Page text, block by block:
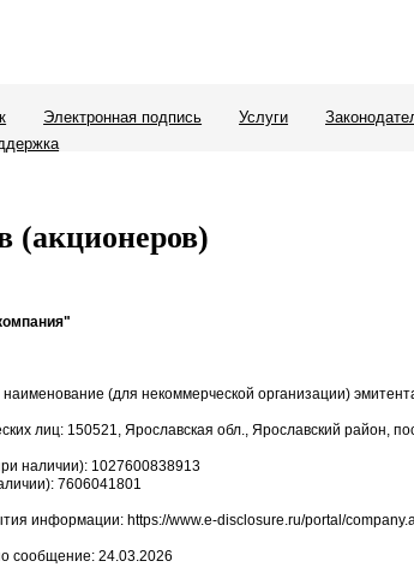
Электронная подпись Услуги
(акционеров)
(для некоммерческой организации)
лиц: 150521, Ярославская обл., Ярославский район,
наличии): 1027600838913
7606041801
информации: https://www.e-disclosure.ru/portal/
сообщение: 24.03.2026